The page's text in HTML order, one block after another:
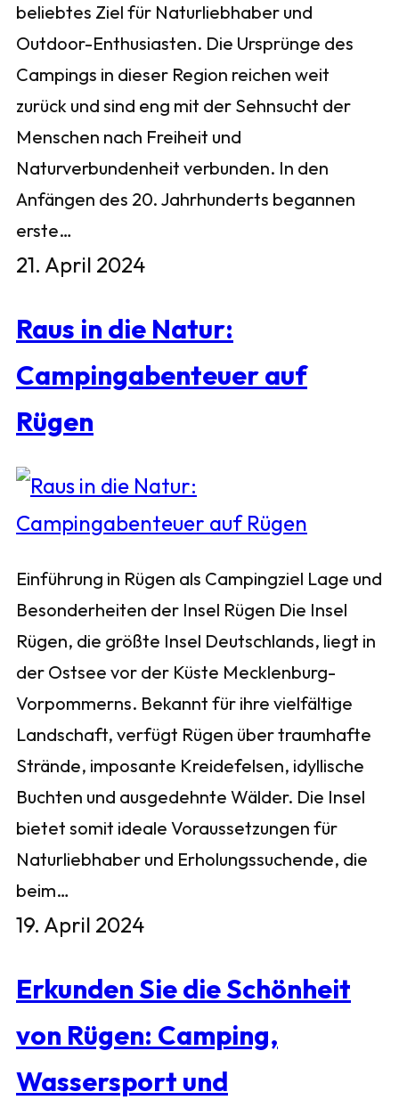
beliebtes Ziel für Naturliebhaber und
Outdoor-Enthusiasten. Die Ursprünge des
Campings in dieser Region reichen weit
zurück und sind eng mit der Sehnsucht der
Menschen nach Freiheit und
Naturverbundenheit verbunden. In den
Anfängen des 20. Jahrhunderts begannen
erste…
21. April 2024
Raus in die Natur:
Campingabenteuer auf
Rügen
Einführung in Rügen als Campingziel Lage und
Besonderheiten der Insel Rügen Die Insel
Rügen, die größte Insel Deutschlands, liegt in
der Ostsee vor der Küste Mecklenburg-
Vorpommerns. Bekannt für ihre vielfältige
Landschaft, verfügt Rügen über traumhafte
Strände, imposante Kreidefelsen, idyllische
Buchten und ausgedehnte Wälder. Die Insel
bietet somit ideale Voraussetzungen für
Naturliebhaber und Erholungssuchende, die
beim…
19. April 2024
Erkunden Sie die Schönheit
von Rügen: Camping,
Wassersport und